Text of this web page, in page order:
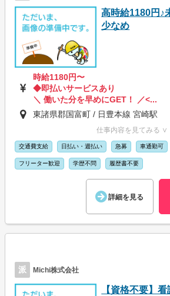
高時給1180円♪
少なめ
時給1180円〜
◆即払いサービスあり
＼ 働いた分を早めにGET！ ／<...
東諸県郡国富町 / 日豊本線 宮崎駅
仕事内容を見てみる ∨
交通費支給 日払い・週払い 急募 車通勤可
フリーター歓迎 学歴不問 履歴書不要
詳細を見る
派 Michi株式会社
【資格不要】